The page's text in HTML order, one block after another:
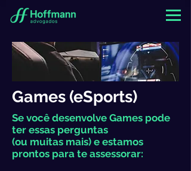
Games (eSports)
Se você desenvolve Games pode
ter essas perguntas
(ou muitas mais) e estamos
prontos para te assessorar: